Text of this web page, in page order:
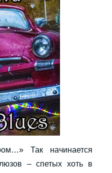
Так начинается
– спетых хоть в